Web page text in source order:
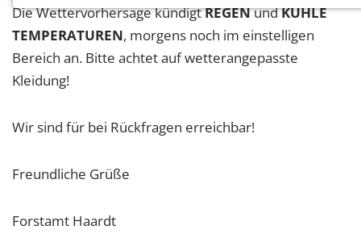
Die Wettervorhersage kündigtREGENundKÜHLE
TEMPERATUREN, morgens noch im einstelligen
Bereich an. Bitte achtet auf wetterangepasste
Kleidung!
Wir sind für bei Rückfragen erreichbar!
Freundliche Grüße
Forstamt Haardt
Notwendige Cookies ermöglichen grundlegende
Funktionen und sind für die einwandfreie Funktion
der Website erforderlich.
Name:
Zweck: